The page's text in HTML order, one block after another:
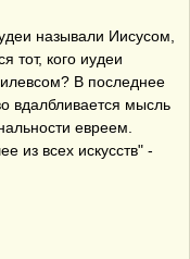
называли Иисусом,
тот, кого иудеи
В последнее
вдалбливается мысль
евреем.
из всех искусств" -